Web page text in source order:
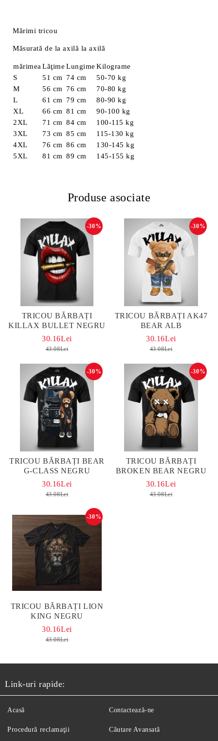
Mărimi tricou
Măsurată de la axilă la axilă
mărimea Lăţime Lungime Kilograme
S
51 cm 74 cm
50-70 kg
M
56 cm 76 cm
70-80 kg
L
61 cm 79 cm
80-90 kg
XL
66 cm 81 cm
90-100 kg
2XL
71 cm 84 cm
100-115 kg
3XL
73 cm 85 cm
115-130 kg
4XL
76 cm 86 cm
130-145 kg
5XL
81 cm 89 cm 145-155 kg
Produse asociate
TRICOU BĂRBAȚI
KILLAX BULLET NEGRU
-30%
30.16Lei
43.08Lei
TRICOU BĂRBAȚI AK47
BEAR ALB
-30%
30.16Lei
43.08Lei
TRICOU BĂRBAȚI BEAR
G-CLASS NEGRU
-30%
30.16Lei
43.08Lei
TRICOU BĂRBAȚI
BROKEN BEAR NEGRU
-30%
30.16Lei
43.08Lei
TRICOU BĂRBAȚI LION
KING NEGRU
-30%
30.16Lei
43.08Lei
Link-uri rapide:
Acasă
Procedură reclamaţii
Contactează-ne
Căutare Avansată